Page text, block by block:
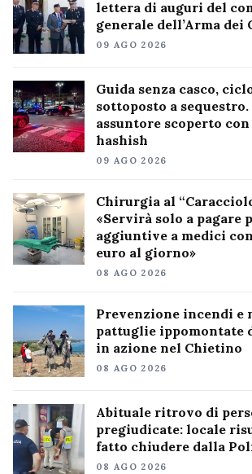
lettera di auguri del
generale dell’Arma dei
09 AGO 2026
Guida senza casco,
sottoposto a
assuntore scoperto
hashish
09 AGO 2026
Chirurgia al
«Servirà solo a pagare
aggiuntive a medici
euro al giorno»
08 AGO 2026
Prevenzione incendi e
pattuglie ippomontate
in azione nel Chietino
08 AGO 2026
Abituale ritrovo di
pregiudicate: locale
fatto chiudere dalla
08 AGO 2026